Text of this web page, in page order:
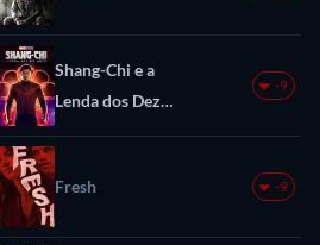
Shang-Chi e a
Lenda dos Dez
Anéis
-9
Fresh -9